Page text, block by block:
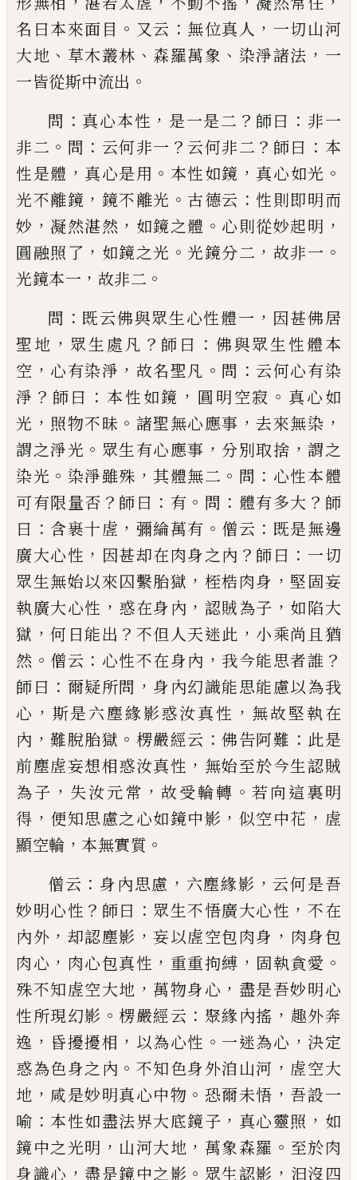
名曰本來面目 。 又云 ： 無位真人 ， 一切山河
大地 、 草木叢林 、 森羅萬象 、 染淨諸法 ， 一
一皆從斯中流出 。
問 ： 真心本性 ， 是一是二 ？ 師曰 ： 非一
非二 。 問 ： 云何非一 ？ 云何非二 ？ 師曰 ： 本
性是體 ， 真心是用 。 本性如鏡 ， 真心如光 。
光不離鏡 ， 鏡不離光 。 古德云 ： 性則即明而
妙 ，凝然湛然 ， 如鏡之體 。 心則從妙起明 ，
圓融照了 ， 如鏡之光 。 光鏡分二 ， 故非一 。
光鏡本一 ， 故非二 。
問 ： 既云佛與眾生心性體一 ， 因甚佛居
聖地 ， 眾生處 凡 ？ 師曰 ： 佛與眾生性體本
空 ， 心有染淨 ， 故名聖凡 。 問 ： 云何心有染
淨 ？ 師曰 ： 本性如鏡 ， 圓明空寂 。 真心如
光 ， 照物不昧 。 諸聖無心應事 ，去來無染 ，
謂之淨光 。 眾生有心應事 ， 分別取捨 ，謂之
染光 。 染淨雖殊 ，其體無二 。 問 ： 心性本體
可有限量否 ？ 師曰 ： 有 。 問 ： 體有多大 ？ 師
曰 ： 含裹十虗 ， 彌綸萬有 。 僧云 ： 既是無邊
廣大心性 ， 因甚却在肉身之內 ？ 師曰 ： 一切
眾生無始以來囚繫胎獄 ， 桎梏肉身 ， 堅固妄
執廣大心性 ， 惑在身內 ， 認賊為子 ， 如陷大
獄 ，何日能出 ？ 不但人天迷此 ， 小乘尚且猶
然 。 僧云 ： 心性不在身內 ， 我今能思者誰 ？
師曰 ： 爾疑所問 ， 身內幻識能思能慮以為我
心 ， 斯是六塵緣影惑汝真性 ， 無故堅執在
內 ，難脫胎獄 。 楞嚴經云 ：佛告阿難 ： 此是
前塵虗妄想相惑汝真性 ， 無始至於今生認賊
為子 ， 失汝元常 ，故受輪轉 。若向這裏明
得 ， 便知思慮之心如鏡中影 ， 似空中花 ， 虗
顯空輪 ， 本無實質 。
僧云 ： 身內思慮 ， 六塵緣影 ， 云何是吾
妙明心性 ？ 師曰 ： 眾生不悟廣大心性 ，不在
內外 ， 却認塵影 ，妄以虗空包肉身 ， 肉身包
肉心 ， 肉心包真性 ， 重重拘縛 ， 固執貪愛 。
殊不知虗空大地 ， 萬物身心 ， 盡是吾妙明心
性所現幻影 。 楞嚴經云 ： 聚緣內搖 ， 趣外奔
逸 ， 昏擾擾相 ， 以為心性 。 一迷為心 ， 決定
惑為色身之內 。 不知色身外洎山河 ， 虗空大
地 ， 咸是妙明真心中物 。 恐爾未悟 ， 吾設一
喻 ：本性如盡法界大底鏡子 ， 真心靈照 ， 如
鏡中之光明 ， 山河大地 ， 萬象森羅 。 至於肉
身識心 ， 盡是鏡中之影 。 眾生認影 ， 汩沒四